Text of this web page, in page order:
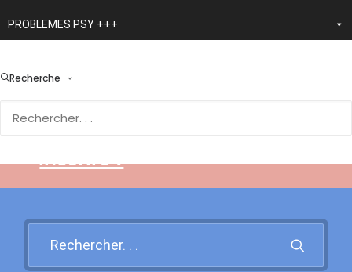
PROBLEMES PSY +++
Recherchenouvelle application
Rendez-vous sur cette page
inscrire !